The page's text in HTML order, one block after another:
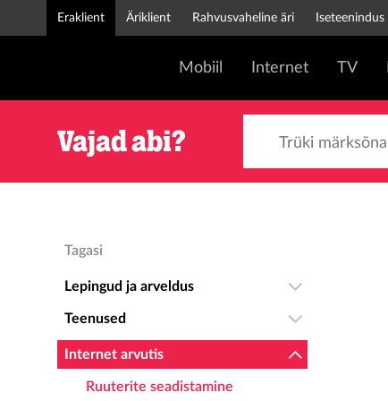
Eraklient Äriklient Rahvusvaheline äri Iseteenindus
Mobiil Internet TV
Vajad abi?
Tagasi
Lepingud ja arveldus
Teenused
Internet arvutis
Ruuterite seadistamine